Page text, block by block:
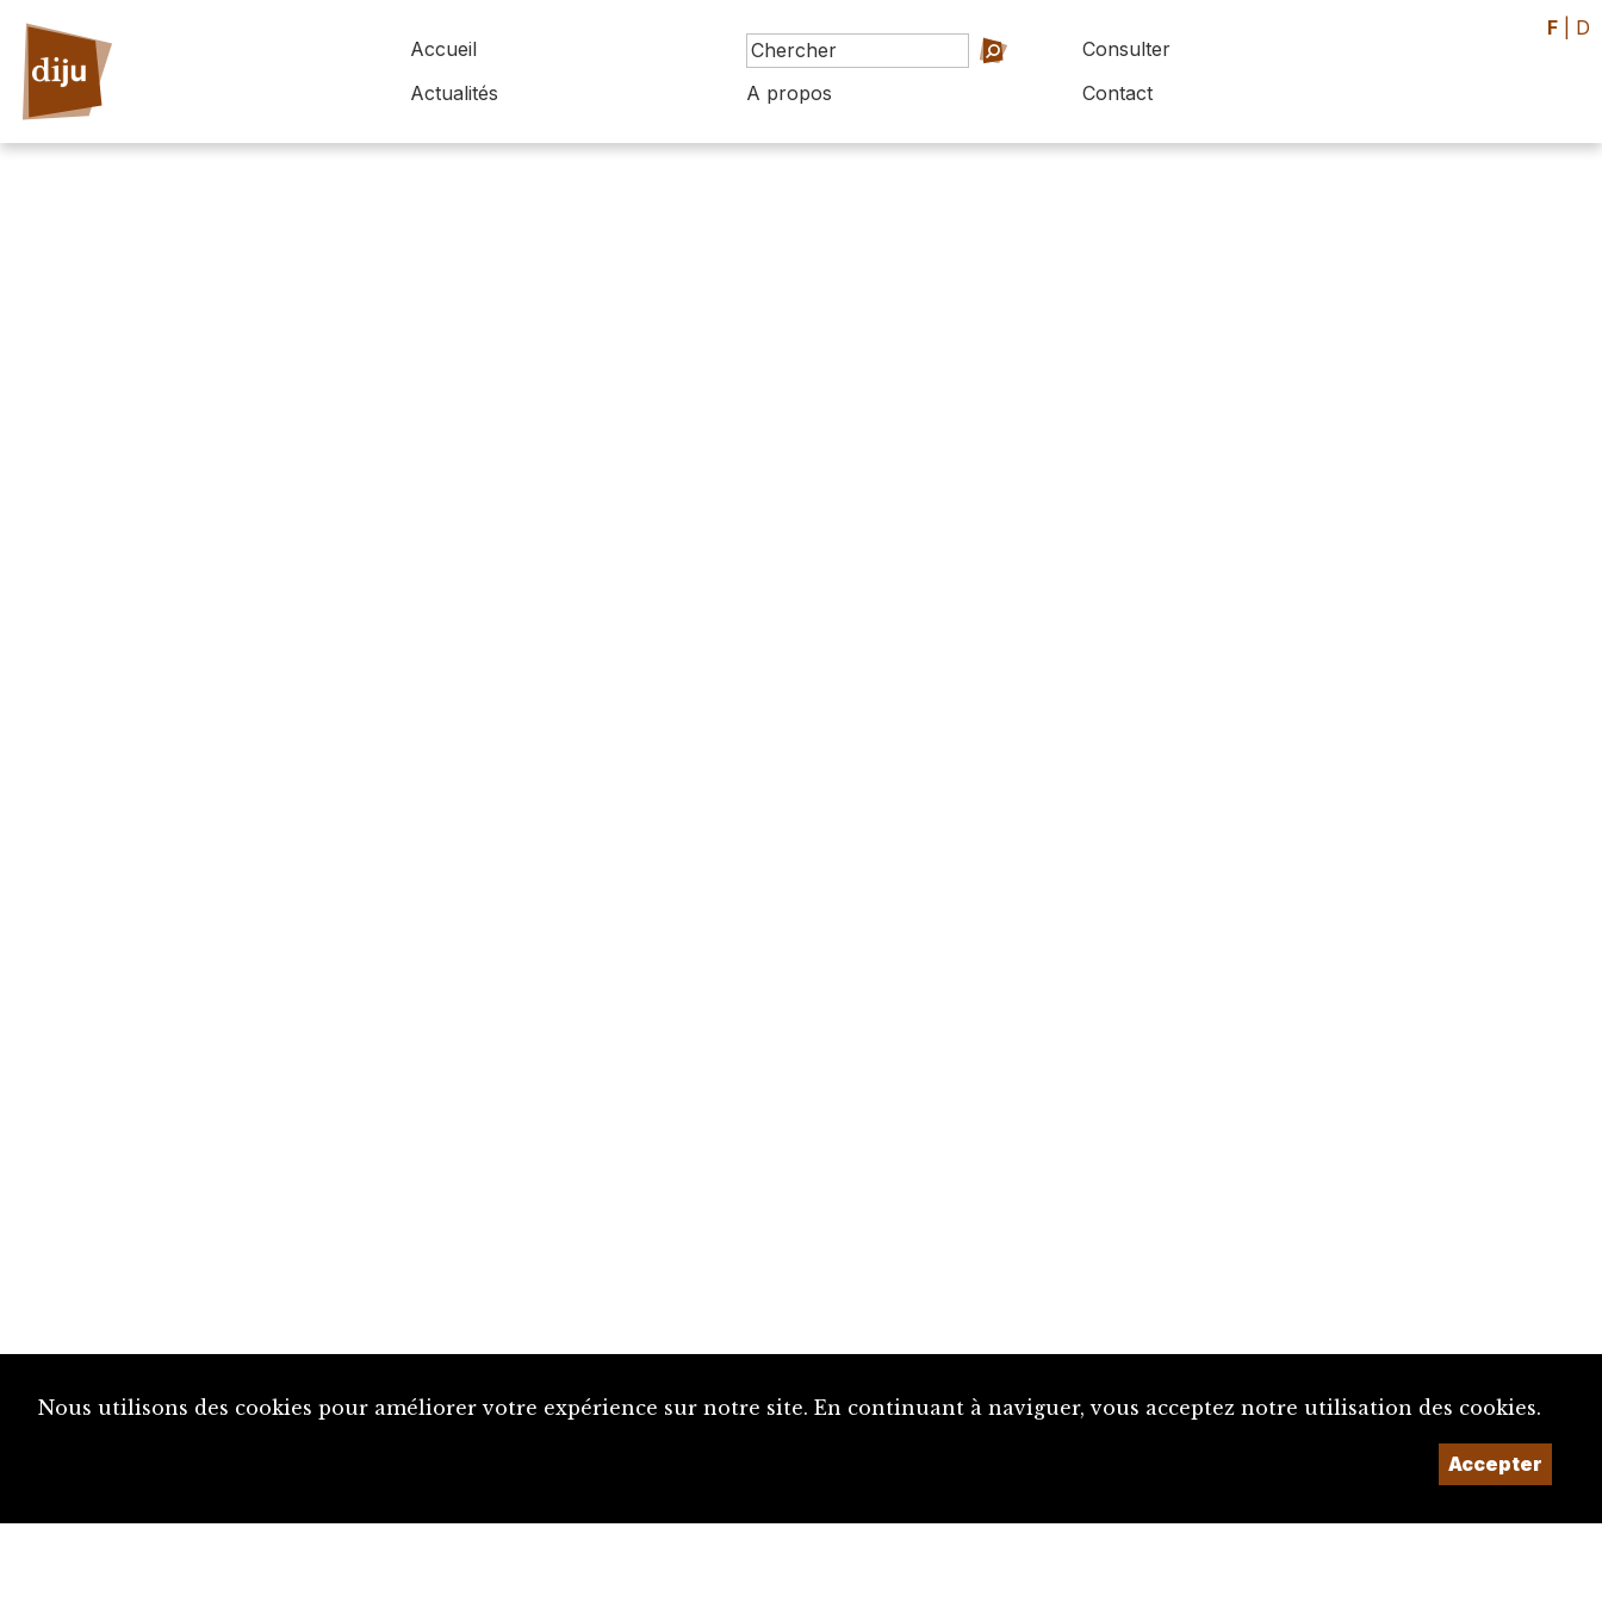
Accueil
Consulter
Actualités
A propos Contact
F D
Nous utilisons des cookies pour améliorer votre expérience sur notre site. En continuant à naviguer, vous acceptez notre utilisation des cookies.
Accepter